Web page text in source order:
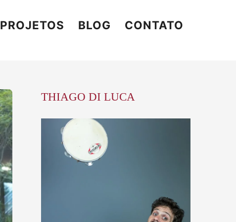
PROJETOS BLOG CONTATO
THIAGO DI LUCA